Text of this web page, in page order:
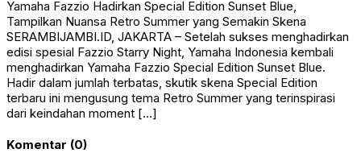
Yamaha Fazzio Hadirkan Special Edition Sunset Blue,
Tampilkan Nuansa Retro Summer yang Semakin Skena
SERAMBIJAMBI.ID, JAKARTA – Setelah sukses menghadirkan
edisi spesial Fazzio Starry Night, Yamaha Indonesia kembali
menghadirkan Yamaha Fazzio Special Edition Sunset Blue.
Hadir dalam jumlah terbatas, skutik skena Special Edition
terbaru ini mengusung tema Retro Summer yang terinspirasi
dari keindahan moment […]
Komentar (0)